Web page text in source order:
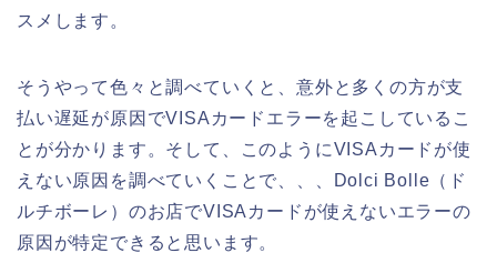
スメします。
そうやって色々と調べていくと、意外と多くの方が支
払い遅延が原因でVISAカードエラーを起こしているこ
とが分かります。そして、このようにVISAカードが使
えない原因を調べていくことで、、、Dolci Bolle（ド
ルチボーレ）のお店でVISAカードが使えないエラーの
原因が特定できると思います。